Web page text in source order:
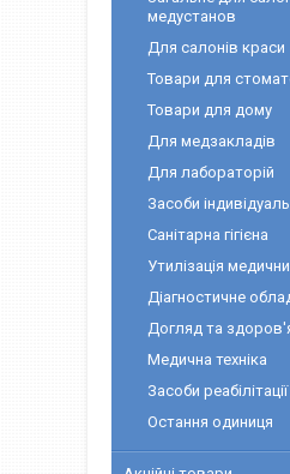
медустанов
Для салонів краси
Товари для
Товари для дому
Для медзакладів
Для лабораторій
Засоби
Санітарна гігієна
Утилізація
Діагностичне
Догляд та
Медична техніка
Засоби реабілітації
Остання одиниця